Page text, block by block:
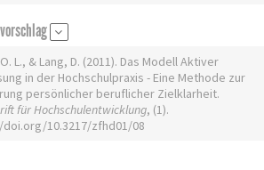
L., & Lang, D. (2011). Das Modell Aktiver
in der Hochschulpraxis - Eine Methode zur
persönlicher beruflicher Zielklarheit.
für Hochschulentwicklung, (1).
10.3217/zfhd01/08